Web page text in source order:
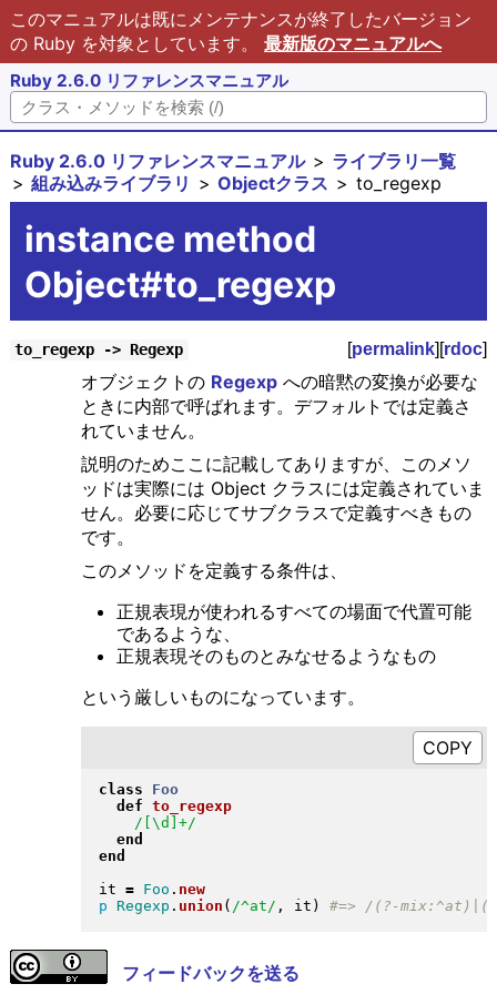
このマニュアルは既にメンテナンスが終了したバージョン
の Ruby を対象としています。 最新版のマニュアルへ
Ruby 2.6.0 リファレンスマニュアル
Ruby 2.6.0 リファレンスマニュアル
ライブラリ一覧
組み込みライブラリ
Objectクラス to_regexp
instance method
Object#to_regexp
to_regexp -> Regexp [permalink][rdoc]
オブジェクトの Regexpへの暗黙の変換が必要な
ときに内部で呼ばれます。デフォルトでは定義さ
れていません。
説明のためここに記載してありますが、このメソ
ッドは実際には Object クラスには定義されていま
せん。必要に応じてサブクラスで定義すべきもの
です。
このメソッドを定義する条件は、
正規表現が使われるすべての場面で代置可能
であるような、
正規表現そのものとみなせるようなもの
という厳しいものになっています。
class
Foo
def to_regexp
/[\d]+/
end
end
it = Foo . new
p
Regexp . union ( /^at/ , it )
フィードバックを送る